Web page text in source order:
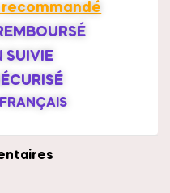
SUIVIE